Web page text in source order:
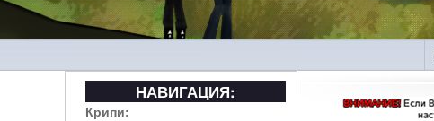
НАВИГАЦИЯ:
Крипи: